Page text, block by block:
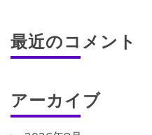
最近のコメント
アーカイブ